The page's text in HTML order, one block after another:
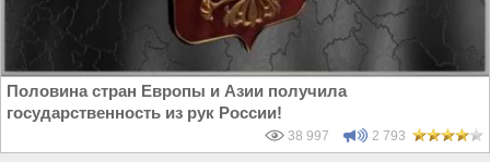
Половина стран Европы и Азии получила
государственность из рук России!
38 997 2 793